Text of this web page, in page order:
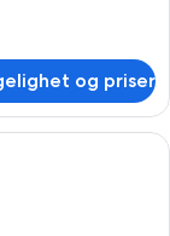
og priser
kvalitet, safe på